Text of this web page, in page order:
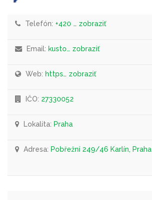
Telefón: +420 … zobraziť
Email: kusto… zobraziť
Web: https… zobraziť
IČO: 27330052
Lokalita: Praha
Adresa: Pobřežní 249/46 Karlín, Praha